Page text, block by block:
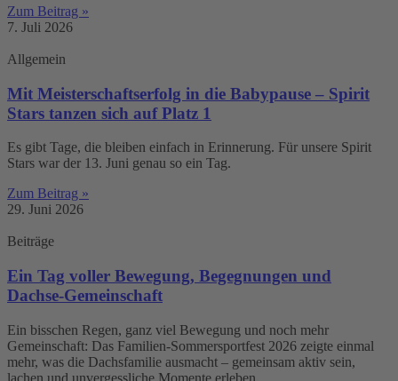
Zum Beitrag »
7. Juli 2026
Allgemein
Mit Meisterschaftserfolg in die Babypause – Spirit
Stars tanzen sich auf Platz 1
Es gibt Tage, die bleiben einfach in Erinnerung. Für unsere Spirit
Stars war der 13. Juni genau so ein Tag.
Zum Beitrag »
29. Juni 2026
Beiträge
Ein Tag voller Bewegung, Begegnungen und
Dachse-Gemeinschaft
Ein bisschen Regen, ganz viel Bewegung und noch mehr
Gemeinschaft: Das Familien-Sommersportfest 2026 zeigte einmal
mehr, was die Dachsfamilie ausmacht – gemeinsam aktiv sein,
lachen und unvergessliche Momente erleben.